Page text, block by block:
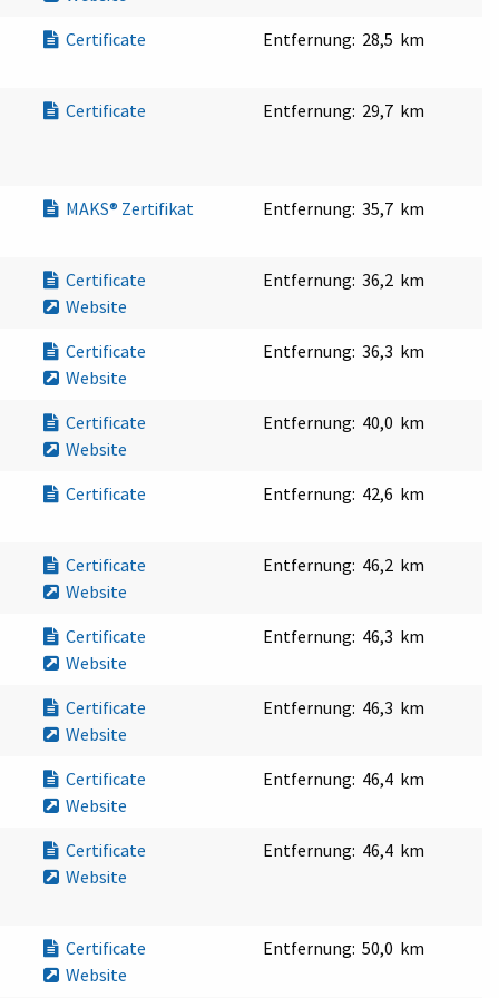
Certificate
Entfernung: 28,5 km
Certificate Entfernung: 29,7 km
MAKS® Zertifikat Entfernung: 35,7 km
Certificate
Website
Entfernung: 36,2 km
Certificate
Website
Entfernung: 36,3 km
Certificate
Website
Entfernung: 40,0 km
Certificate Entfernung: 42,6 km
Certificate
Website
Entfernung: 46,2 km
Certificate
Website
Entfernung: 46,3 km
Certificate
Website
Entfernung: 46,3 km
Certificate
Website
Entfernung: 46,4 km
Certificate
Website
Entfernung: 46,4 km
Certificate
Website
Entfernung: 50,0 km